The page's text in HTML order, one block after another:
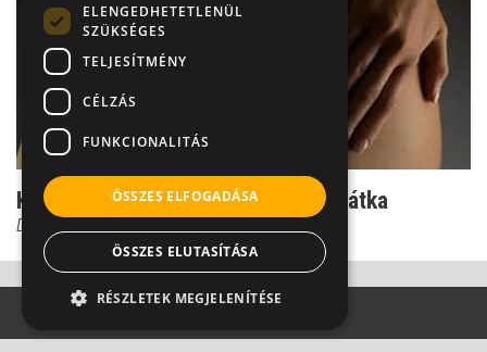
Kínok ülés közben: A Tarlov-ciszta átka
Dr. Gulyás Károly
ELENGEDHETETLENÜL
SZÜKSÉGES
TELJESÍTMÉNY
CÉLZÁS
FUNKCIONALITÁS
ÖSSZES ELFOGADÁSA
ÖSSZES ELUTASÍTÁSA
RÉSZLETEK MEGJELENÍTÉSE